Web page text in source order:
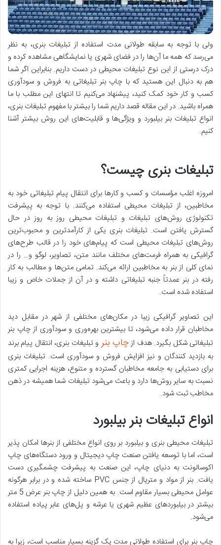
ولی با توجه به سابقه طولانی مدت استفاده از تبلیغات بنری، به نظر
می‌رسد که همه ما آن‌ها را در فضای شهری یا نمایشگاهی مشاهده کرده و
درک درستی از این نوع تبلیغات محیطی در دست داریم. بنابراین اگر شما
هم به ‌دنبال این هستید که با چاپ بنر تبلیغاتی به فروش و سودآوری
کسب و کار خود کمک کنید، پیشنهاد می‌کنیم تا انتهای این مطلب با ما
همراه باشید. در این مقاله قصد داریم شما را بیشتر با مفهوم تبلیغات بنری،
انواع تبلیغات بنر بیلبورد و ویژگی‌ها و قابلیت‌های این روش بیشتر آشنا
کنیم.
تبلیغات بنری چیست؟
امروزه اغلب مؤسسات و کسب و کارها برای انتقال پیام تبلیغاتی خود به
مخاطبین، از تبلیغات محیطی استفاده می‌کنند. با توجه به پیشرفت
تکنولوژی روش‌های تبلیغات و تبلیغات محیطی روز به ‌روز در حال
گسترش یافتن است. تبلیغات بنری یکی از کارآمدترین و محبوب‌ترین
روش‌های تبلیغات محیطی است که پیام‌های خود را در قالب طرح‌های
گرافیکی به ‌همراه فرمت‌های مختلف مانند متن، تصاویر، لوگو و… را در
نمای کلی از بنر به مخاطبین ارائه می‌کند. تمامی متن‌ها و مطالب به کار
رفته در بنر عمدتاً جنبه تبلیغاتی داشته و در آن از جملات خاص و زیبا
استفاده ‌شده است.
این تصاویر گرافیکی زیبا در مکان‌های مختلفی از شهر در مقابل دید
مخاطبان قرار داده ‌می‌شود، تا بیشترین بهره‌وری و سودآوری از چاپ بنر
تبلیغاتی شکل بگیرد. هدف ازچاپ بنر و تبلیغات بنری، انتقال پیام برند
به بازدید کنندگان و نیز افزایش فروش و سودآوری است. تبلیغات بنری
برای دستیابی به جامعه مخاطبان گسترده و متنوع، هزینه اجرایی کمتری
نسبت به سایر روش‌ها دارد و باعث می‌شود تبلیغات شما همیشه در ذهن
مخاطب ثبت شود.
انواع تبلیغات بنر بیلبورد
تبلیغات محیطی بنری و بیلبورد بر روی انواع مختلفی از بنرها امکان ‌پذیر
است، اما با توسعه یافتن صنعت چاپ دیجیتال و ورود دستگاه‌های چاپ
اکوسالونت به دنیای چاپ، این صنعت به پیشرفت چشمگیری دست
یافت. بنر از مواد و متریال از جنس PVC ساخته ‌شده و در برابر هرگونه
عوامل محیطی بسیار مقاوم است. به همین دلیل از چاپ بنر عرض 5 متر
بیشتر در بیلبوردهای عظیم شهری یا عرشه و پل‌های عابر پیاده استفاده
می‌شود.
چاپ بنر برای استفاده طولانی مدت یک گزینه بسیار مناسب است، زیرا به